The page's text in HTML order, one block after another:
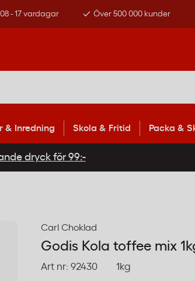
- 17 vardagar Över 500 000 kunder
& Inredning Skola & Fritid Packa &
dryck för 99:-
Carl Choklad
Godis Kola toffee mix
Art nr: 92430 1kg